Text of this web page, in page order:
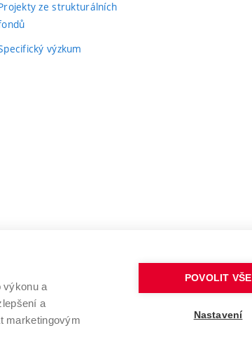
ze strukturálních
výzkum
BRNĚ
výkonu a
a
marketingovým
POVOLIT VŠE
Nastavení